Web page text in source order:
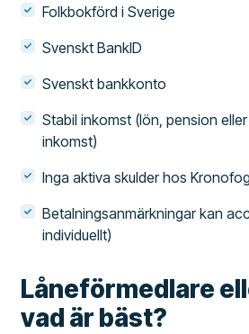
Folkbokförd i Sverige
Svenskt BankID
Svenskt bankkonto
Stabil inkomst (lön, pension
inkomst)
Inga aktiva skulder hos
Betalningsanmärkningar kan
individuellt)
Låneförmedlare
vad är bäst?